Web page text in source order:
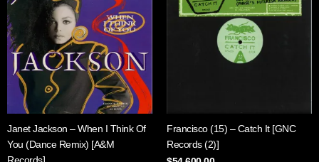
Janet Jackson – When I Think Of
You (Dance Remix) [A&M
Francisco (15) – Catch It [GNC
Records (2)]